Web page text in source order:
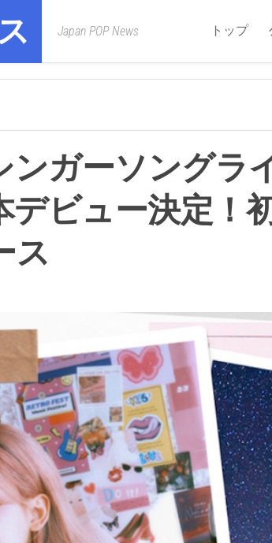
Japan POP News トップ
ンガーソングラ
デビュー決定！
ス